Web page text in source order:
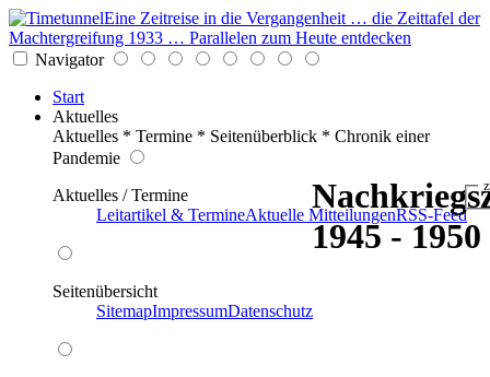
Eine Zeitreise in die Vergangenheit … die Zeittafel der
Machtergreifung 1933 … Parallelen zum Heute entdecken
Navigator
Start
Aktuelles
Aktuelles * Termine * Seitenüberblick * Chronik einer
Pandemie
Aktuelles / Termine
Leitartikel & TermineAktuelle MitteilungenRSS-Feed
Seitenübersicht
SitemapImpressumDatenschutz
1945 - 1950